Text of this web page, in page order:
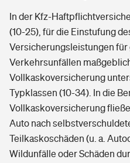
In der Kfz-
(10-25), für die Einstufung
Versicherungsleistungen für
Verkehrsunfällen
Vollkaskoversicherung
Typklassen (10-34). In die
Vollkaskoversicherung
Auto nach
Teilkaskoschäden (u. a.
Wildunfälle oder Schäden